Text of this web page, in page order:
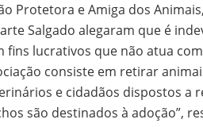
Protetora e Amiga dos
Salgado alegaram que é
fins lucrativos que não atua
consiste em retirar
e cidadãos dispostos a
são destinados à adoção”,